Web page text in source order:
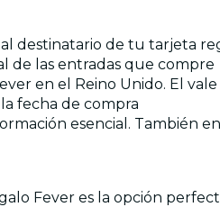
destinatario de tu tarjeta
de las entradas que compre
en el Reino Unido. El
fecha de compra
esencial. También
Fever es la opción